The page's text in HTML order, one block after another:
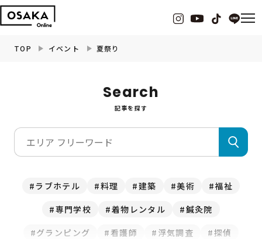
観光・お出かけ
イベント
ビューティー
フィットネス
TOP イベント 夏祭り
Search
記事を探す
ラブホテル 料理 建築 美術
福祉
専門学校
着物レンタル
鍼灸院
グランピング
看護師 浮気調査
探偵